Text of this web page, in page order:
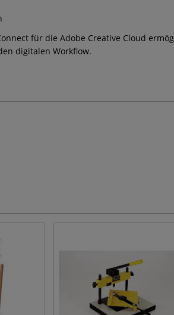
für die Adobe Creative Cloud
digitalen Workflow.